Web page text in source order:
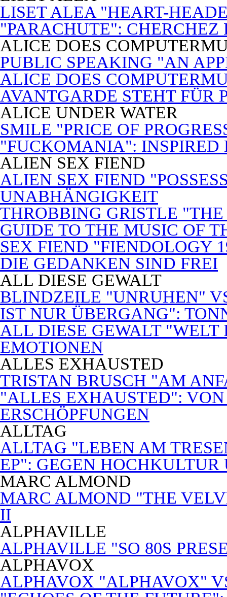
LISET ALEA "HEART-
"PARACHUTE": CHERCHEZ
ALICE DOES
PUBLIC SPEAKING "AN
ALICE DOES
AVANTGARDE STEHT FÜR
ALICE UNDER WATER
SMILE "PRICE OF
"FUCKOMANIA": INSPIRED
ALIEN SEX FIEND
ALIEN SEX FIEND
UNABHÄNGIGKEIT
THROBBING GRISTLE
GUIDE TO THE MUSIC OF
SEX FIEND "FIENDOLOGY
DIE GEDANKEN SIND FREI
ALL DIESE GEWALT
BLINDZEILE "UNRUHEN"
IST NUR ÜBERGANG":
ALL DIESE GEWALT
EMOTIONEN
ALLES EXHAUSTED
TRISTAN BRUSCH "AM
"ALLES EXHAUSTED":
ERSCHÖPFUNGEN
ALLTAG
ALLTAG "LEBEN AM
EP": GEGEN
MARC ALMOND
MARC ALMOND "THE
II
ALPHAVILLE
ALPHAVILLE "SO 80S
ALPHAVOX
ALPHAVOX "ALPHAVOX"